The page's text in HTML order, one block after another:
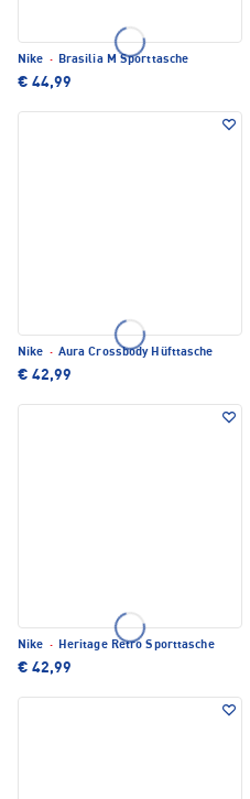
Nike · Brasilia M Sporttasche
€ 44,99
Nike · Aura Crossbody Hüfttasche
€ 42,99
Nike · Heritage Retro Sporttasche
€ 42,99